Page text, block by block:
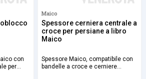
con
per
Maico
Spessore cerniera centrale a
croce per persiane a libro
Maico
Spessore Maico, compatibile con
bandelle a croce e cerniere